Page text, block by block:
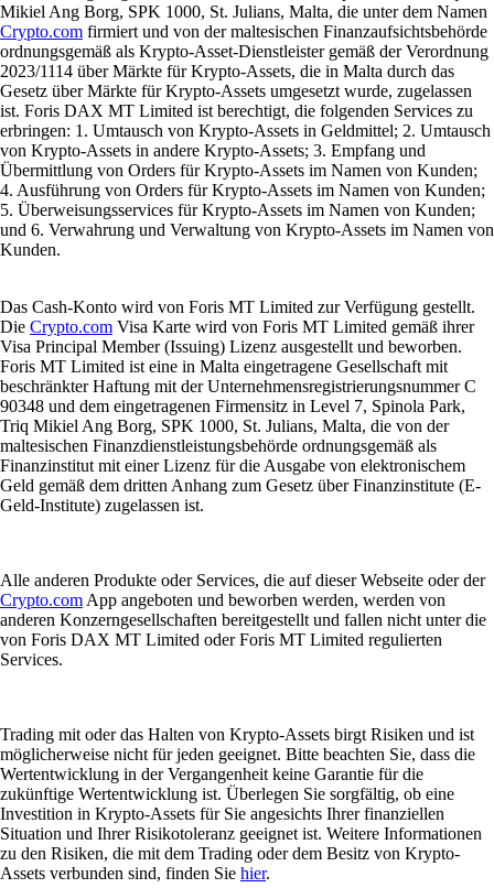
Mikiel Ang Borg, SPK 1000, St. Julians, Malta, die unter dem Namen
Crypto.com firmiert und von der maltesischen Finanzaufsichtsbehörde
ordnungsgemäß als Krypto-Asset-Dienstleister gemäß der Verordnung
2023/1114 über Märkte für Krypto-Assets, die in Malta durch das
Gesetz über Märkte für Krypto-Assets umgesetzt wurde, zugelassen
ist. Foris DAX MT Limited ist berechtigt, die folgenden Services zu
erbringen: 1. Umtausch von Krypto-Assets in Geldmittel; 2. Umtausch
von Krypto-Assets in andere Krypto-Assets; 3. Empfang und
Übermittlung von Orders für Krypto-Assets im Namen von Kunden;
4. Ausführung von Orders für Krypto-Assets im Namen von Kunden;
5. Überweisungsservices für Krypto-Assets im Namen von Kunden;
und 6. Verwahrung und Verwaltung von Krypto-Assets im Namen von
Kunden.
Das Cash-Konto wird von Foris MT Limited zur Verfügung gestellt.
Die Crypto.com Visa Karte wird von Foris MT Limited gemäß ihrer
Visa Principal Member (Issuing) Lizenz ausgestellt und beworben.
Foris MT Limited ist eine in Malta eingetragene Gesellschaft mit
beschränkter Haftung mit der Unternehmensregistrierungsnummer C
90348 und dem eingetragenen Firmensitz in Level 7, Spinola Park,
Triq Mikiel Ang Borg, SPK 1000, St. Julians, Malta, die von der
maltesischen Finanzdienstleistungsbehörde ordnungsgemäß als
Finanzinstitut mit einer Lizenz für die Ausgabe von elektronischem
Geld gemäß dem dritten Anhang zum Gesetz über Finanzinstitute (E-
Geld-Institute) zugelassen ist.
Alle anderen Produkte oder Services, die auf dieser Webseite oder der
Crypto.com App angeboten und beworben werden, werden von
anderen Konzerngesellschaften bereitgestellt und fallen nicht unter die
von Foris DAX MT Limited oder Foris MT Limited regulierten
Services.
Trading mit oder das Halten von Krypto-Assets birgt Risiken und ist
möglicherweise nicht für jeden geeignet. Bitte beachten Sie, dass die
Wertentwicklung in der Vergangenheit keine Garantie für die
zukünftige Wertentwicklung ist. Überlegen Sie sorgfältig, ob eine
Investition in Krypto-Assets für Sie angesichts Ihrer finanziellen
Situation und Ihrer Risikotoleranz geeignet ist. Weitere Informationen
zu den Risiken, die mit dem Trading oder dem Besitz von Krypto-
Assets verbunden sind, finden Sie hier.